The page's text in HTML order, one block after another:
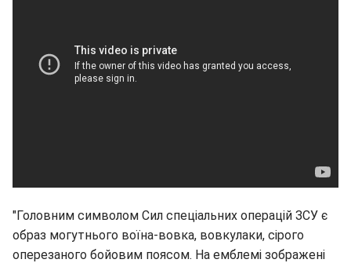
"Головним символом Сил спеціальних операцій ЗСУ є
образ могутнього воїна-вовка, вовкулаки, сірого
оперезаного бойовим поясом. На емблемі зображені